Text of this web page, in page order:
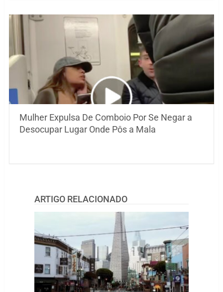
Mulher Expulsa De Comboio Por Se Negar a
Desocupar Lugar Onde Pôs a Mala
ARTIGO RELACIONADO